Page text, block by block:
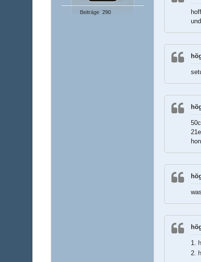
Beiträge 290
1.
2.